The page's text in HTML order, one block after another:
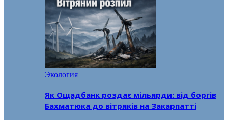
Экология
Як Ощадбанк роздає мільярди: від боргів
Бахматюка до вітряків на Закарпатті